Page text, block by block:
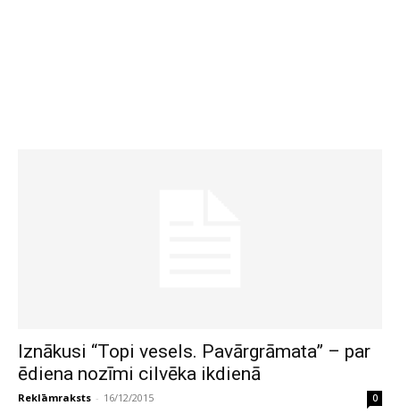
Iznākusi “Topi vesels. Pavārgrāmata” – par
ēdiena nozīmi cilvēka ikdienā
Reklāmraksts - 16/12/2015 0